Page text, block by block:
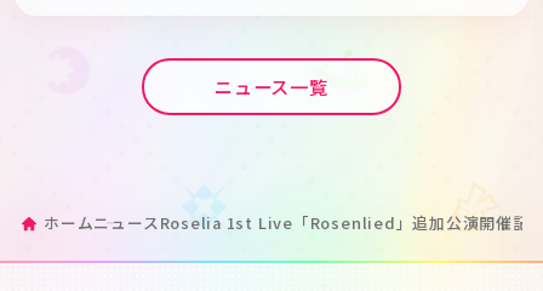
ニュース一覧
ホームニュースRoselia 1st Live「Rosenlied」追加公演開催記